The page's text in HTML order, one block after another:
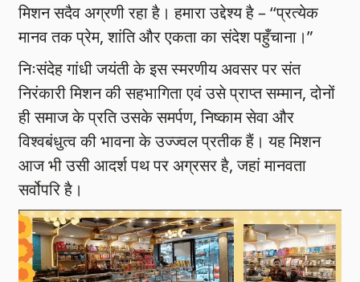
मिशन सदैव अग्रणी रहा है। हमारा उद्देश्य है – ‘‘प्रत्येक
मानव तक प्रेम, शांति और एकता का संदेश पहुँचाना।”
निःसंदेह गांधी जयंती के इस स्मरणीय अवसर पर संत
निरंकारी मिशन की सहभागिता एवं उसे प्राप्त सम्मान, दोनों
ही समाज के प्रति उसके समर्पण, निष्काम सेवा और
विश्वबंधुत्व की भावना के उज्ज्वल प्रतीक हैं। यह मिशन
आज भी उसी आदर्श पथ पर अग्रसर है, जहां मानवता
सर्वोपरि है।